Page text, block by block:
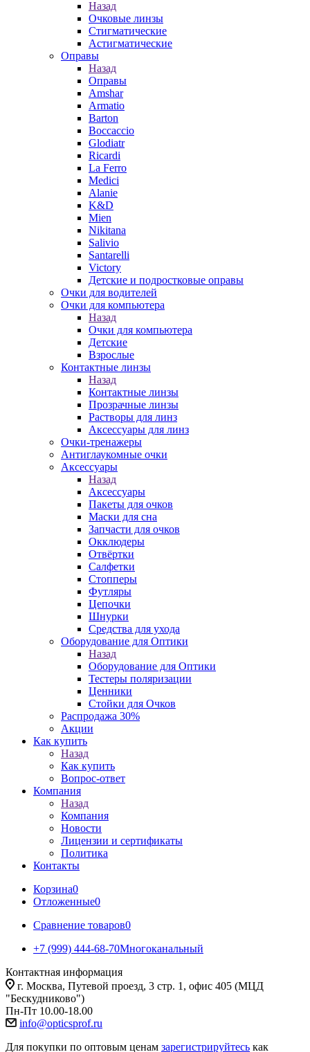
Назад
Очковые линзы
Стигматические
Астигматические
Оправы
Назад
Оправы
Amshar
Armatio
Barton
Boccaccio
Glodiatr
Ricardi
La Ferro
Medici
Alanie
K&D
Mien
Nikitana
Salivio
Santarelli
Victory
Детские и подростковые оправы
Очки для водителей
Очки для компьютера
Назад
Очки для компьютера
Детские
Взрослые
Контактные линзы
Назад
Контактные линзы
Прозрачные линзы
Растворы для линз
Аксессуары для линз
Очки-тренажеры
Антиглаукомные очки
Аксессуары
Назад
Аксессуары
Пакеты для очков
Маски для сна
Запчасти для очков
Окклюдеры
Отвёртки
Салфетки
Стопперы
Футляры
Цепочки
Шнурки
Средства для ухода
Оборудование для Оптики
Назад
Оборудование для Оптики
Тестеры поляризации
Ценники
Стойки для Очков
Распродажа 30%
Акции
Как купить
Назад
Как купить
Вопрос-ответ
Компания
Назад
Компания
Новости
Лицензии и сертификаты
Политика
Контакты
Корзина0
Отложенные0
Сравнение товаров0
+7 (999) 444-68-70Многоканальный
Контактная информация
г. Москва, Путевой проезд, 3 стр. 1, офис 405 (МЦД
"Бескудниково")
Пн-Пт 10.00-18.00
info@opticsprof.ru
Для покупки по оптовым ценам зарегистрируйтесь как